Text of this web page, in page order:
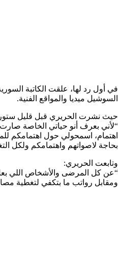
في أول رد لها، علقت الكاتبة
السوشيل ميديا والمواقع الفنية.
حيث نشرت الحريري قبل قليل
“لأني بعرف أنو حياتي الخاصة
اهتمام، اسمحولي حول اهتمامكم
بحاجة لاصواتهم واهتمامكم ولكل
وتابعت الحريري:
“عن كل المرضى والأشخاص اللي
ومقابل رواتب ما بتكفي لتغطية